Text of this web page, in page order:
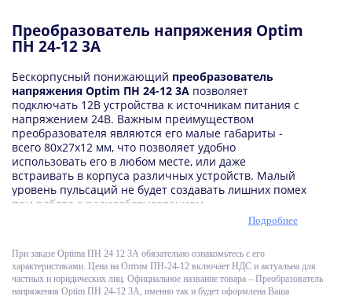
Преобразователь напряжения Optim
ПН 24-12 3А
Бескорпусный понижающий преобразователь
напряжения Optim ПН 24-12 3А позволяет
подключать 12В устройства к источникам питания с
напряжением 24В. Важным преимуществом
преобразователя являются его малые габариты -
всего 80х27х12 мм, что позволяет удобно
использовать его в любом месте, или даже
встраивать в корпуса различных устройств. Малый
уровень пульсаций не будет создавать лишних помех
при работе с радиооборудованием.
допустимо
более 2А при постоянной нагрузке и не более 3А при
пиковой кратковременной нагрузке.
Преобразователь снабжён защитами от перегрева,
Подробнее
При заказе Optima ПН 24 12 3А обязательно ознакомьтесь с его
характеристиками. Цена на Оптим ПН-24-12 включает НДС и актуальна для
частных и юридических лиц. Официальное название товара – Преобразователь
напряжения Optim ПН 24-12 3А, именно так и будет оформлена Ваша